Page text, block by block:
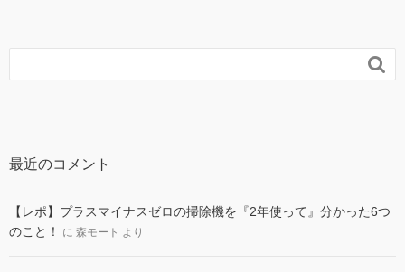

最近のコメント
【レポ】プラスマイナスゼロの掃除機を『2年使って』分かった6つ
のこと！
に 森モート より